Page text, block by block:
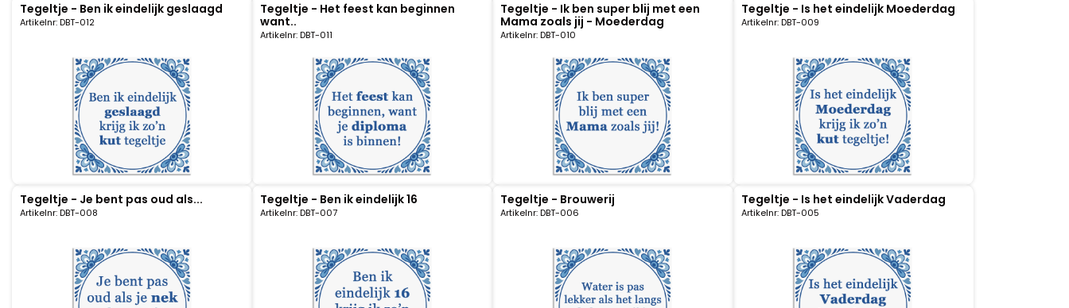
Tegeltje - Ben ik eindelijk geslaagd
Artikelnr: DBT-012
Tegeltje - Het feest kan beginnen
want..
Artikelnr: DBT-011
Tegeltje - Ik ben super blij met een
Mama zoals jij - Moederdag
Artikelnr: DBT-010
Tegeltje - Is het eindelijk Moederdag
Artikelnr: DBT-009
Tegeltje - Je bent pas oud als...
Artikelnr: DBT-008
Tegeltje - Ben ik eindelijk 16
Artikelnr: DBT-007
Tegeltje - Brouwerij
Artikelnr: DBT-006
Tegeltje - Is het eindelijk Vaderdag
Artikelnr: DBT-005
Pizzasnijders
Theelepels
Knutselen
Nagelknippers
Handwaaiers
Spiegeldoosjes